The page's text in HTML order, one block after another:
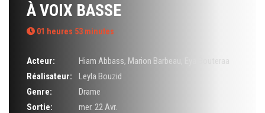
À VOIX BASSE
01 heures 53 minutes
Acteur: Hiam Abbass, Marion Barbeau
Eya Bouteraa
Réalisateur:
Leyla Bouzid
Genre:
Drame
Sortie:
mer. 22 Avr.